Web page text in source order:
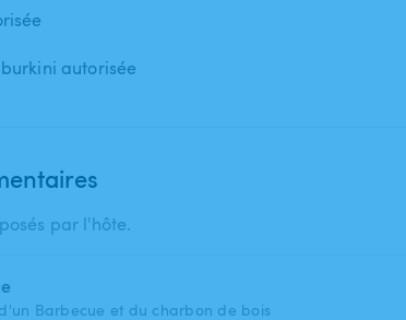
autorisée
par l'hôte.
Barbecue et du charbon de bois